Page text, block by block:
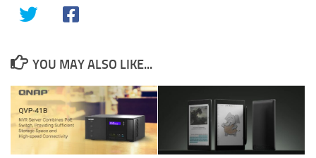
YOU MAY ALSO LIKE...